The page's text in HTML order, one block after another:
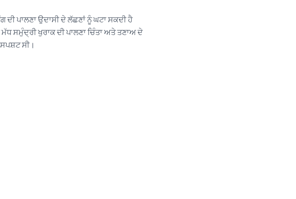
ਪਾਲਣਾ ਉਦਾਸੀ ਦੇ ਲੱਛਣਾਂ ਨੂੰ ਘਟਾ ਸਕਦੀ ਹੈ
ਸਮੁੰਦ੍ਰੀ ਖੁਰਾਕ ਦੀ ਪਾਲਣਾ ਚਿੰਤਾ ਅਤੇ ਤਣਾਅ ਦੇ
ਸੀ।